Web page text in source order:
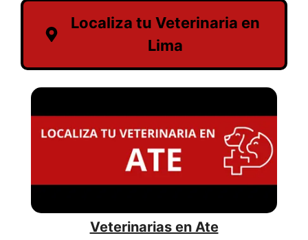
Localiza tu Veterinaria en
Lima
Veterinarias en Ate